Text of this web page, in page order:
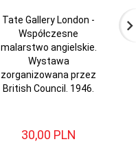
Tate Gallery London -
Współczesne
malarstwo angielskie.
Wystawa
zorganizowana przez
British Council. 1946.
30,00 PLN